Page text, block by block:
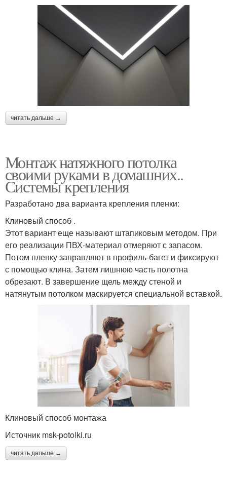
читать дальше →
Монтаж натяжного потолка
своими руками в домашних..
Системы крепления
Разработано два варианта крепления пленки:
Клиновый способ .
Этот вариант еще называют штапиковым методом. При
его реализации ПВХ-материал отмеряют с запасом.
Потом пленку заправляют в профиль-багет и фиксируют
с помощью клина. Затем лишнюю часть полотна
обрезают. В завершение щель между стеной и
натянутым потолком маскируется специальной вставкой.
Клиновый способ монтажа
Источник msk-potolki.ru
читать дальше →